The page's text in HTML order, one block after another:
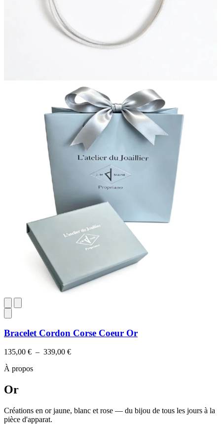
Bracelet Cordon Corse Coeur Or
135,00 € – 339,00 €Plage
À propos
Or
Créations en or jaune, blanc et rose — du bijou de tous les jours à la
pièce d'apparat.